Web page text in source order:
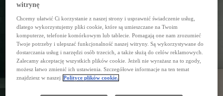
witrynę
Chcemy ułatwić Ci korzystanie z naszej strony i usprawnić świadczenie usług,
dlatego wykorzystujemy pliki cookie, które są umieszczane na Twoim
komputerze, telefonie komórkowym lub tablecie. Pomagają one nam zrozumieć
Twoje potrzeby i ulepszać funkcjonalność naszej witryny. Są wykorzystywane do
dostarczania usług i narzędzi osób trzecich, a także służą do celów reklamowych.
Zalecamy akceptację wszystkich plików cookie. Jeżeli nie wyrażasz na to zgody,
możesz łatwo zmienić ich ustawienia. Szczegółowe informacje na ten temat
znajdziesz w naszej Polityce plików cookie.